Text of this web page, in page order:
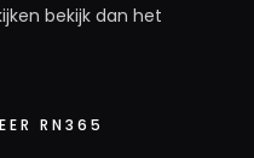
bekijk dan het
RN365